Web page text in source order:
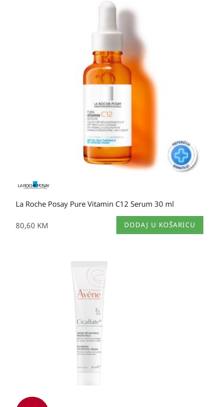
La Roche Posay Pure Vitamin C12 Serum 30 ml
80,60 KM DODAJ U KOŠARICU